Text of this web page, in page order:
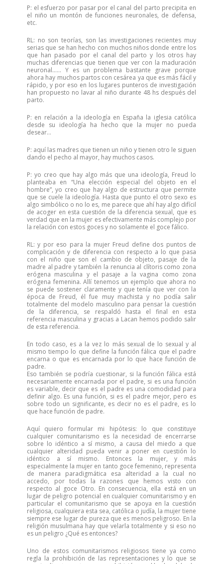
P: el esfuerzo por pasar por el canal del parto precipita en
el niño un montón de funciones neuronales, de defensa,
etc.
RL: no son teorías, son las investigaciones recientes muy
serias que se han hecho con muchos niños donde entre los
que han pasado por el canal del parto y los otros hay
muchas diferencias que tienen que ver con la maduración
neuronal…… Y es un problema bastante grave porque
ahora hay muchos partos con cesárea ya que es más fácil y
rápido, y por eso en los lugares punteros de investigación
han propuesto no lavar al niño durante 48 hs después del
parto.
P: en relación a la ideología en España la iglesia católica
desde su ideología ha hecho que la mujer no pueda
desear…
P: aquí las madres que tienen un niño y tienen otro le siguen
dando el pecho al mayor, hay muchos casos.
P: yo creo que hay algo más que una ideología, Freud lo
planteaba en “Una elección especial del objeto en el
hombre”, yo creo que hay algo de estructura que permite
que se cuele la ideología. Hasta que punto el otro sexo es
algo simbólico o no lo es, me parece que ahí hay algo difícil
de acoger en esta cuestión de la diferencia sexual, que es
verdad que en la mujer es efectivamente más complejo por
la relación con estos goces y no solamente el goce fálico.
RL: y por eso para la mujer Freud define dos puntos de
complicación y de diferencia con respecto a lo que pasa
con el niño que son el cambio de objeto, pasaje de la
madre al padre y también la renuncia al clítoris como zona
erógena masculina y el pasaje a la vagina como zona
erógena femenina. Allí tenemos un ejemplo que ahora no
se puede sostener claramente y que tenía que ver con la
época de Freud, él fue muy machista y no podía salir
totalmente del modelo masculino para pensar la cuestión
de la diferencia, se respaldó hasta el final en esta
referencia masculina y gracias a Lacan hemos podido salir
de esta referencia.
En todo caso, es a la vez lo más sexual de lo sexual y al
mismo tiempo lo que define la función fálica que el padre
encarna o que es encarnada por lo que hace función de
padre.
Eso también se podría cuestionar, si la función fálica está
necesariamente encarnada por el padre, si es una función
es variable, decir que es el padre es una comodidad para
definir algo. Es una función, si es el padre mejor, pero es
sobre todo un significante, es decir no es el padre, es lo
que hace función de padre.
Aquí quiero formular mi hipótesis: lo que constituye
cualquier comunitarismo es la necesidad de encerrarse
sobre lo idéntico a sí mismo, a causa del miedo a que
cualquier alteridad pueda venir a poner en cuestión lo
idéntico a sí mismo. Entonces la mujer, y más
especialmente la mujer en tanto goce femenino, representa
de manera paradigmática esa alteridad a la cual no
accedo, por todas la razones que hemos visto con
respecto al goce Otro. En consecuencia, ella está en un
lugar de peligro potencial en cualquier comunitarismo y en
particular el comunitarismo que se apoya en la cuestión
religiosa, cualquiera esta sea, católica o judía, la mujer tiene
siempre ese lugar de pureza que es menos peligroso. En la
religión musulmana hay que velarla totalmente y si eso no
es un peligro ¿Qué es entonces?
Uno de estos comunitarismos religiosos tiene ya como
regla la prohibición de las representaciones y lo que se